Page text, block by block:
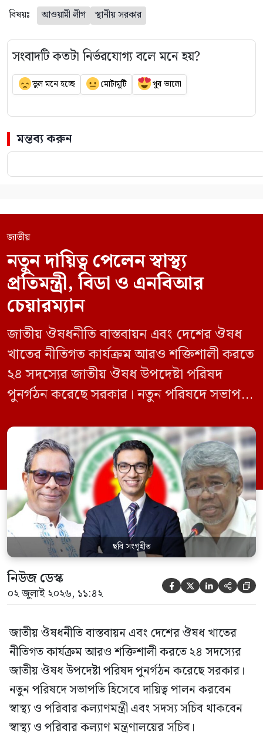
বিষয়ঃ আওয়ামী লীগ স্থানীয় সরকার
সংবাদটি কতটা নির্ভরযোগ্য বলে মনে হয়?
ভুল মনে হচ্ছে মোটামুটি খুব ভালো
মন্তব্য করুন
জাতীয়
নতুন দায়িত্ব পেলেন স্বাস্থ্য
প্রতিমন্ত্রী, বিডা ও এনবিআর
চেয়ারম্যান
জাতীয় ঔষধনীতি বাস্তবায়ন এবং দেশের ঔষধ
খাতের নীতিগত কার্যক্রম আরও শক্তিশালী করতে
২৪ সদস্যের জাতীয় ঔষধ উপদেষ্টা পরিষদ
পুনর্গঠন করেছে সরকার। নতুন পরিষদে সভাপতি
কল্যাণমন্ত্রী এবং সদস্য সচিব থাকবেন স্বাস্থ্য ও
পরিবার কল্যাণ মন্ত্রণালয়ের সচিব। একই সঙ্গে
স্বাস্থ্য প্রতিমন্ত্রী, বাংলাদেশ বিনিয়োগ উন্নয়ন
কর্তৃপক্ষ (বিডা)-এর নির্বাহী চেয়ারম্যান এবং
জাতীয় […]
ছবি সংগৃহীত
নিউজ ডেস্ক
০২ জুলাই ২০২৬, ১১:৪২     
জাতীয় ঔষধনীতি বাস্তবায়ন এবং দেশের ঔষধ খাতের
নীতিগত কার্যক্রম আরও শক্তিশালী করতে ২৪ সদস্যের
জাতীয় ঔষধ উপদেষ্টা পরিষদ পুনর্গঠন করেছে সরকার।
নতুন পরিষদে সভাপতি হিসেবে দায়িত্ব পালন করবেন
স্বাস্থ্য ও পরিবার কল্যাণমন্ত্রী এবং সদস্য সচিব থাকবেন
স্বাস্থ্য ও পরিবার কল্যাণ মন্ত্রণালয়ের সচিব।